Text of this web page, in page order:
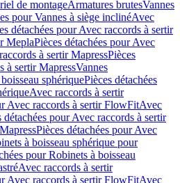
de montageArmatures brutesVannes
pour Vannes à siège inclinéAvec
détachées pour Avec raccords à sertir
MeplaPièces détachées pour Avec
à sertir MapressPièces
à sertir MapressVannes
sphériquePièces détachées
Avec raccords à sertir
Avec raccords à sertir FlowFitAvec
détachées pour Avec raccords à sertir
Pièces détachées pour Avec
à boisseau sphérique pour
pour Robinets à boisseau
Avec raccords à sertir
Avec raccords à sertir FlowFitAvec